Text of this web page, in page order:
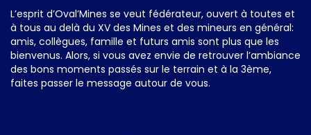
L’esprit d’Oval’Mines se veut fédérateur, ouvert à toutes et
à tous au delà du XV des Mines et des mineurs en général:
amis, collègues, famille et futurs amis sont plus que les
bienvenus. Alors, si vous avez envie de retrouver l’ambiance
des bons moments passés sur le terrain et à la 3ème,
faites passer le message autour de vous.